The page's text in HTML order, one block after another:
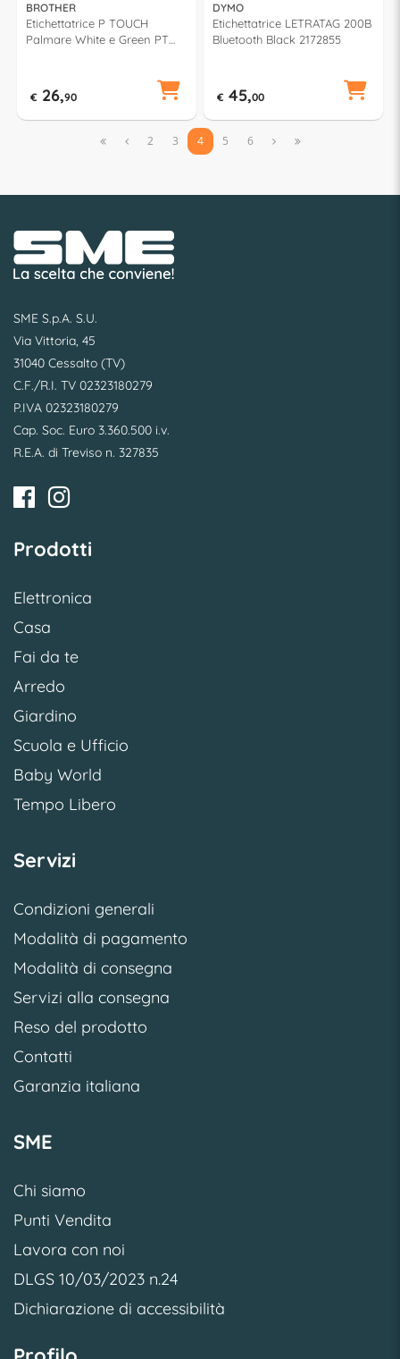
BROTHER
Etichettatrice P TOUCH
Palmare White e Green PT
€ 26,90
DYMO
Etichettatrice LETRATAG 200B
Bluetooth Black 2172855
€ 45,00
  2 3 4 5 6  
SME S.p.A. S.U.
Via Vittoria, 45
31040 Cessalto (TV)
C.F./R.I. TV 02323180279
P.IVA 02323180279
Cap. Soc. Euro 3.360.500 i.v.
R.E.A. di Treviso n. 327835
Prodotti
Elettronica
Casa
Fai da te
Arredo
Giardino
Scuola e Ufficio
Baby World
Tempo Libero
Servizi
Condizioni generali
Modalità di pagamento
Modalità di consegna
Servizi alla consegna
Reso del prodotto
Contatti
Garanzia italiana
SME
Chi siamo
Punti Vendita
Lavora con noi
DLGS 10/03/2023 n.24
Dichiarazione di accessibilità